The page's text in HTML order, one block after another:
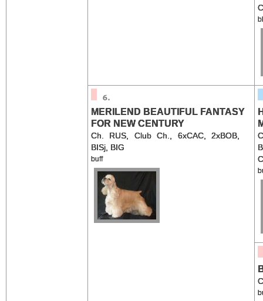
MERILEND BEAUTIFUL FANTASY
FOR NEW CENTURY
Ch. RUS, Club Ch., 6xCAC, 2xBOB,
BISj, BIG
buff